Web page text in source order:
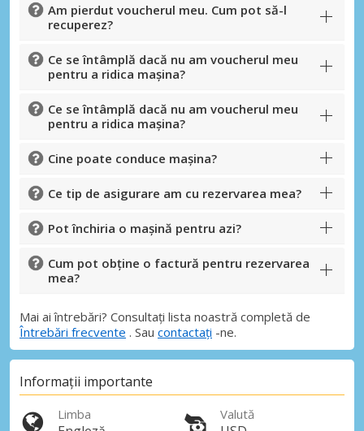
Am pierdut voucherul meu. Cum pot să-l
recuperez?
Ce se întâmplă dacă nu am voucherul meu
pentru a ridica mașina?
Ce se întâmplă dacă nu am voucherul meu
pentru a ridica mașina?
Cine poate conduce mașina?
Ce tip de asigurare am cu rezervarea mea?
Pot închiria o mașină pentru azi?
Cum pot obține o factură pentru rezervarea
mea?
Mai ai întrebări? Consultați lista noastră completă de
Întrebări frecvente . Sau contactați -ne.
Informații importante
Limba Valută